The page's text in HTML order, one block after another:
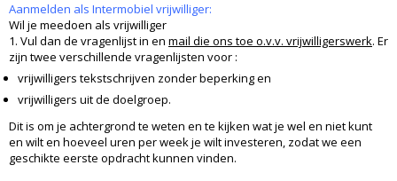
Aanmelden als Intermobiel vrijwilliger:
Wil je meedoen als vrijwilliger
1. Vul dan de vragenlijst in en mail die ons toe o.v.v. vrijwilligerswerk. Er
zijn twee verschillende vragenlijsten voor :
vrijwilligers tekstschrijven zonder beperking en
vrijwilligers uit de doelgroep.
Dit is om je achtergrond te weten en te kijken wat je wel en niet kunt
en wilt en hoeveel uren per week je wilt investeren, zodat we een
geschikte eerste opdracht kunnen vinden.